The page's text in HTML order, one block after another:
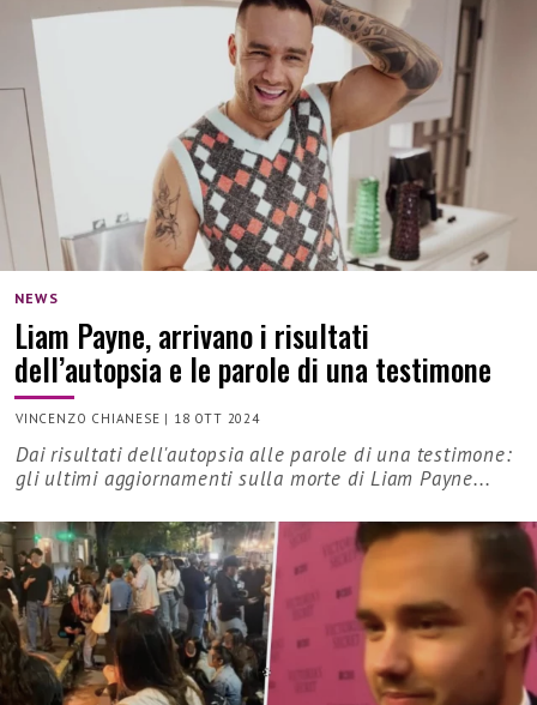
NEWS
Liam Payne, arrivano i risultati
dell’autopsia e le parole di una testimone
VINCENZO CHIANESE | 18 OTT 2024
Dai risultati dell'autopsia alle parole di una testimone:
gli ultimi aggiornamenti sulla morte di Liam Payne...